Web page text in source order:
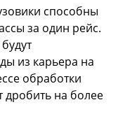
способны
за один рейс.
из карьера на
обработки
на более